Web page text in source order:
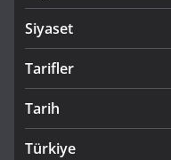
Siyaset
Tarifler
Tarih
Türkiye